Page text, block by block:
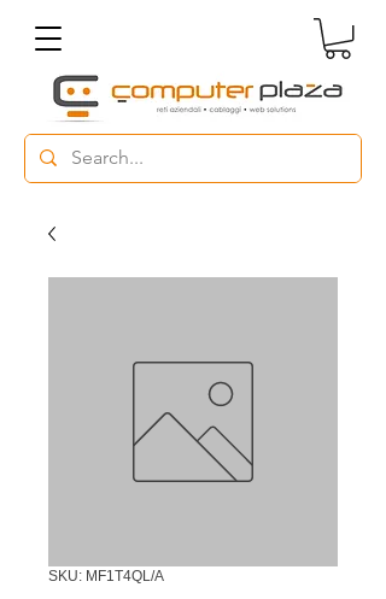
SKU: MF1T4QL/A